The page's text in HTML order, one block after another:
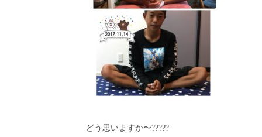
どう思いますか〜?????